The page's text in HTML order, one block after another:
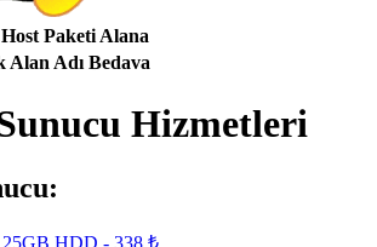
Paketi Alana
Alan Adı Bedava
Hizmetleri
HDD - 338 ₺